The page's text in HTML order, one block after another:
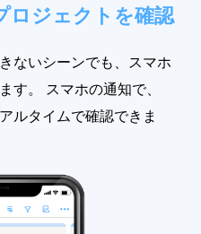
ロジェクトを確認
ないシーンでも、スマホ
す。 スマホの通知で、
ルタイムで確認できま